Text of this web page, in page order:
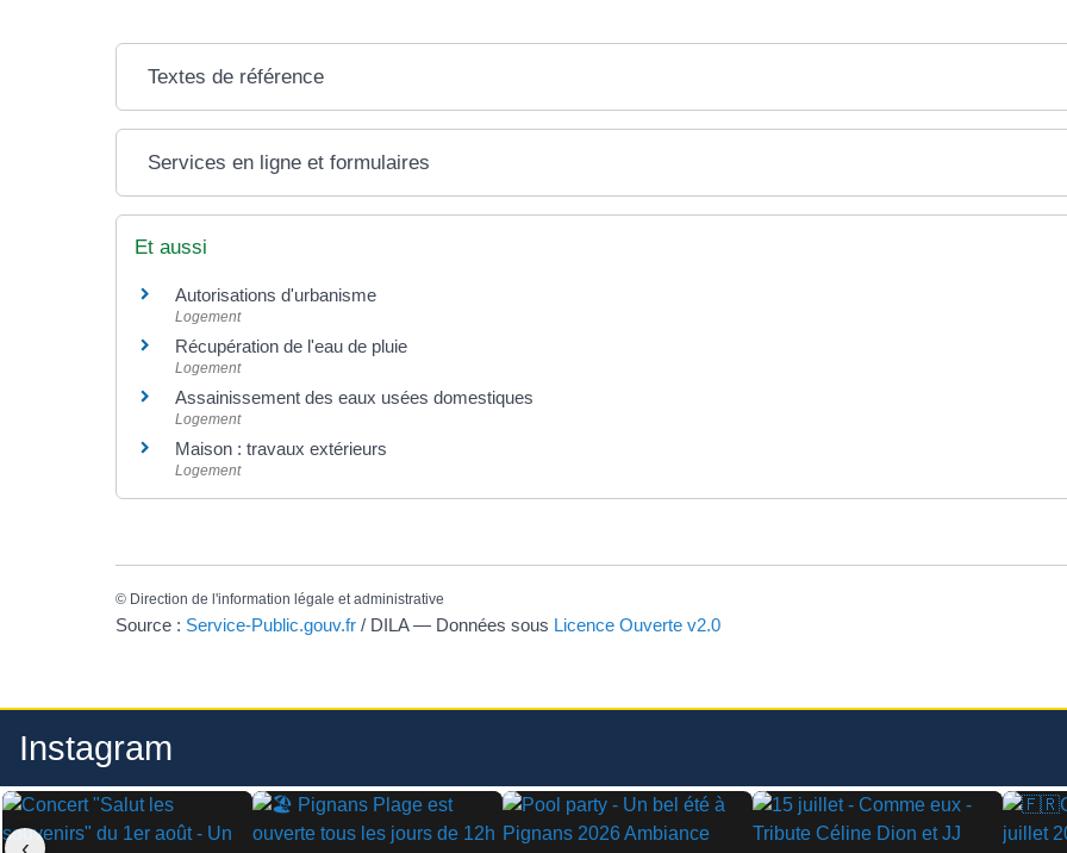
Textes de référence
Services en ligne et formulaires
Et aussi
Autorisations d'urbanisme
Logement
Récupération de l'eau de pluie
Logement
Assainissement des eaux usées domestiques
Logement
Maison : travaux extérieurs
Logement
© Direction de l'information légale et administrative
Source : Service-Public.gouv.fr / DILA — Données sous Licence Ouverte v2.0
Instagram